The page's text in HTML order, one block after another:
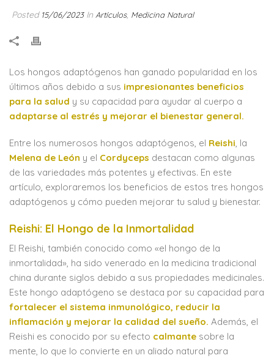
Posted 15/06/2023In Artículos, Medicina Natural
Los hongos adaptógenos han ganado popularidad en los
últimos años debido a sus impresionantes beneficios
para la salud y su capacidad para ayudar al cuerpo a
adaptarse al estrés y mejorar el bienestar general.
Entre los numerosos hongos adaptógenos, el Reishi, la
Melena de León y el Cordyceps destacan como algunas
de las variedades más potentes y efectivas. En este
artículo, exploraremos los beneficios de estos tres hongos
adaptógenos y cómo pueden mejorar tu salud y bienestar.
Reishi: El Hongo de la Inmortalidad
El Reishi, también conocido como «el hongo de la
inmortalidad», ha sido venerado en la medicina tradicional
china durante siglos debido a sus propiedades medicinales.
Este hongo adaptógeno se destaca por su capacidad para
fortalecer el sistema inmunológico, reducir la
inflamación y mejorar la calidad del sueño. Además, el
Reishi es conocido por su efecto calmante sobre la
mente, lo que lo convierte en un aliado natural para